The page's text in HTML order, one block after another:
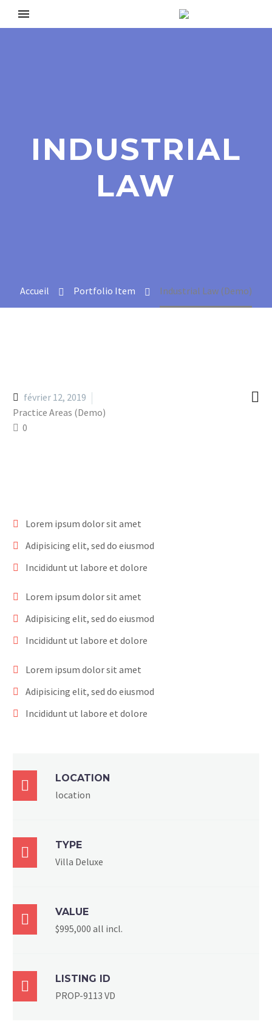
INDUSTRIAL
LAW
Accueil Portfolio Item Industrial Law (Demo)

février 12, 2019
Practice Areas (Demo)
0
Lorem ipsum dolor sit amet
Adipisicing elit, sed do eiusmod
Incididunt ut labore et dolore
Lorem ipsum dolor sit amet
Adipisicing elit, sed do eiusmod
Incididunt ut labore et dolore
Lorem ipsum dolor sit amet
Adipisicing elit, sed do eiusmod
Incididunt ut labore et dolore
 LOCATION
location
 TYPE
Villa Deluxe
 VALUE
$995,000 all incl.
 LISTING ID
PROP-9113 VD